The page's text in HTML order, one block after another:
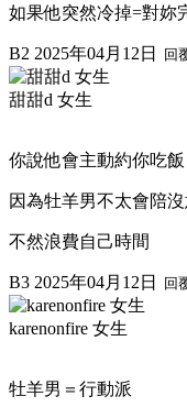
如果他突然冷掉=對妳
B2 2025年04月12日 回
甜甜d 女生
你說他會主動約你吃
因為牡羊男不太會陪
不然浪費自己時間
B3 2025年04月12日 回
karenonfire 女生
牡羊男＝行動派